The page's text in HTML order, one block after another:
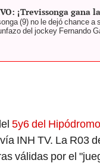
¡Trevissonga gana
(9) no le dejó chance
del jockey Fernando
5y6 del
INH TV. La R03
válidas por el